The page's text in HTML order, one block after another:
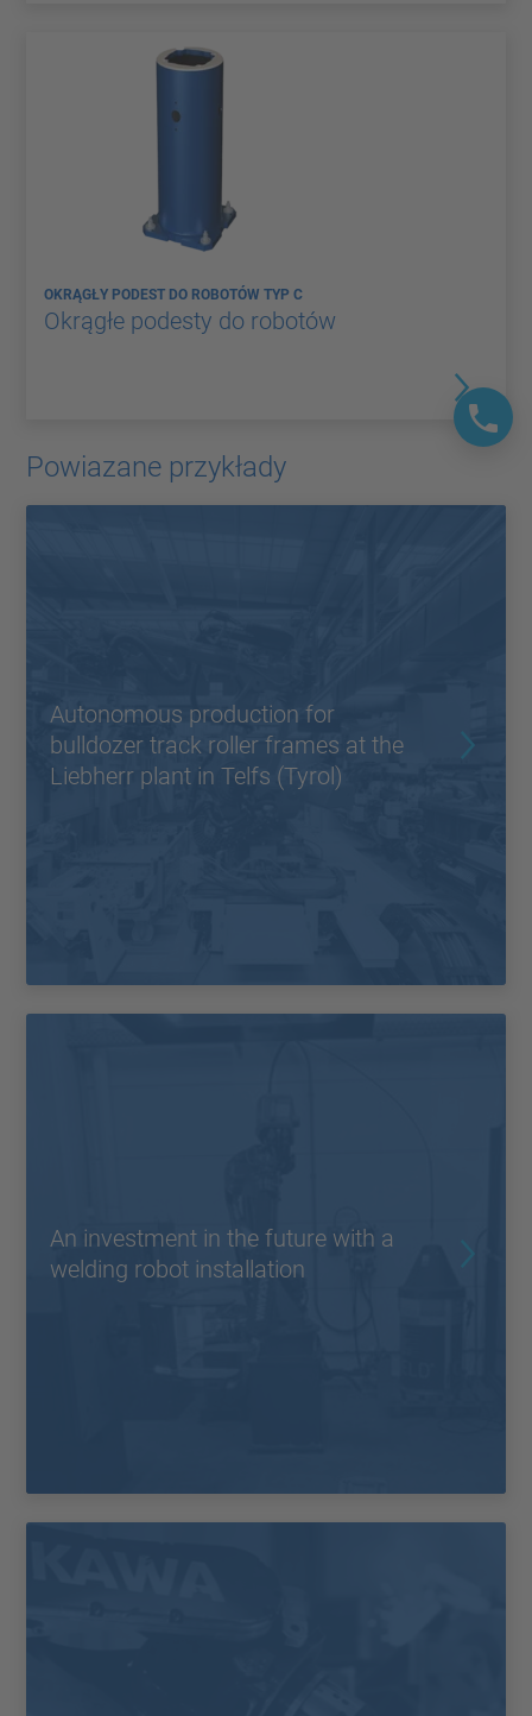
OKRĄGŁY PODEST DO ROBOTÓW TYP C
Okrągłe podesty do robotów
Powiazane przykłady
Autonomous production for
bulldozer track roller frames at the
Liebherr plant in Telfs (Tyrol)
An investment in the future with a
welding robot installation